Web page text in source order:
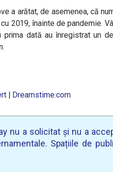
a arătat, de asemenea, că
2019, înainte de pandemie.
prima dată au înregistrat un
| Dreamstime.com
nu a solicitat și nu a
Spațiile de